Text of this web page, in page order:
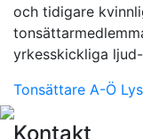
och tidigare
yrkesskickliga
Tonsättare A-Ö
Kontakt